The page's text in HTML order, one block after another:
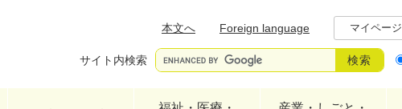
本文へ
Foreign language マイページ
サイト内検索